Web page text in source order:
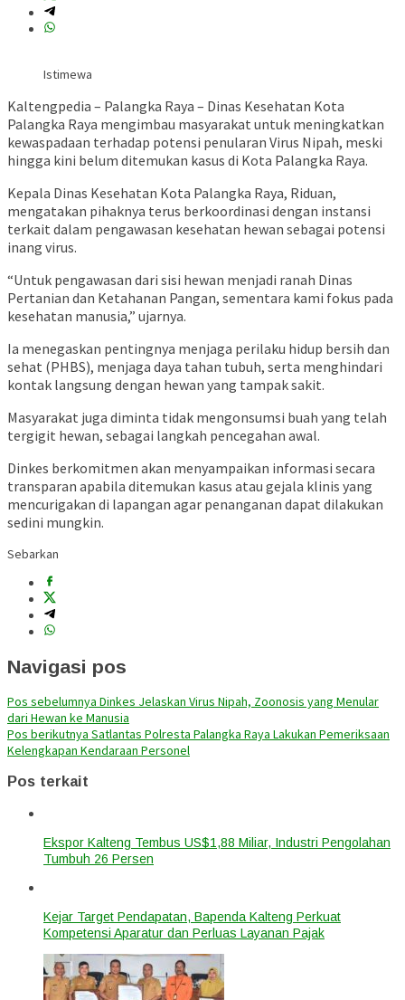
Istimewa
Kaltengpedia – Palangka Raya – Dinas Kesehatan Kota
Palangka Raya mengimbau masyarakat untuk meningkatkan
kewaspadaan terhadap potensi penularan Virus Nipah, meski
hingga kini belum ditemukan kasus di Kota Palangka Raya.
Kepala Dinas Kesehatan Kota Palangka Raya, Riduan,
mengatakan pihaknya terus berkoordinasi dengan instansi
terkait dalam pengawasan kesehatan hewan sebagai potensi
inang virus.
“Untuk pengawasan dari sisi hewan menjadi ranah Dinas
Pertanian dan Ketahanan Pangan, sementara kami fokus pada
kesehatan manusia,” ujarnya.
Ia menegaskan pentingnya menjaga perilaku hidup bersih dan
sehat (PHBS), menjaga daya tahan tubuh, serta menghindari
kontak langsung dengan hewan yang tampak sakit.
Masyarakat juga diminta tidak mengonsumsi buah yang telah
tergigit hewan, sebagai langkah pencegahan awal.
Dinkes berkomitmen akan menyampaikan informasi secara
transparan apabila ditemukan kasus atau gejala klinis yang
mencurigakan di lapangan agar penanganan dapat dilakukan
sedini mungkin.
Sebarkan
Navigasi pos
Pos sebelumnya Dinkes Jelaskan Virus Nipah, Zoonosis yang Menular
dari Hewan ke Manusia
Pos berikutnya Satlantas Polresta Palangka Raya Lakukan Pemeriksaan
Kelengkapan Kendaraan Personel
Pos terkait
Ekspor Kalteng Tembus US$1,88 Miliar, Industri Pengolahan
Tumbuh 26 Persen
Kejar Target Pendapatan, Bapenda Kalteng Perkuat
Kompetensi Aparatur dan Perluas Layanan Pajak